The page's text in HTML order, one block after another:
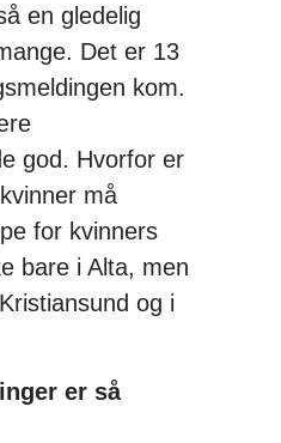
en gledelig
Det er 13
kom.
god. Hvorfor er
må
for kvinners
bare i Alta, men
og i
er så